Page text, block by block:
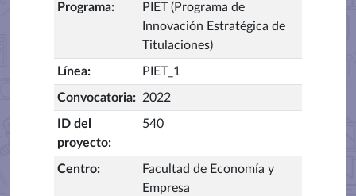
Programa:
PIET (Programa de
Innovación Estratégica de
Titulaciones)
Línea: PIET_1
Convocatoria: 2022
ID del
proyecto:
540
Centro:
Facultad de Economía y
Empresa